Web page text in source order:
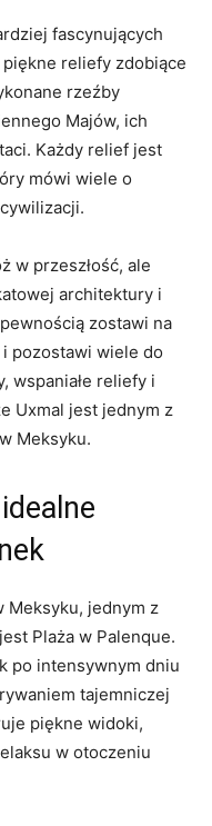
fascynujących
reliefy zdobiące
rzeźby
Majów, ich
Każdy relief jest
mówi ‌wiele o
w przeszłość,‍ ale
architektury i
zostawi na
pozostawi ⁤wiele do
wspaniałe reliefy i
Uxmal jest jednym z
Meksyku.
Meksyku, jednym z
Plaża w Palenque.⁤
po intensywnym dniu
tajemniczej
piękne widoki,
w otoczeniu